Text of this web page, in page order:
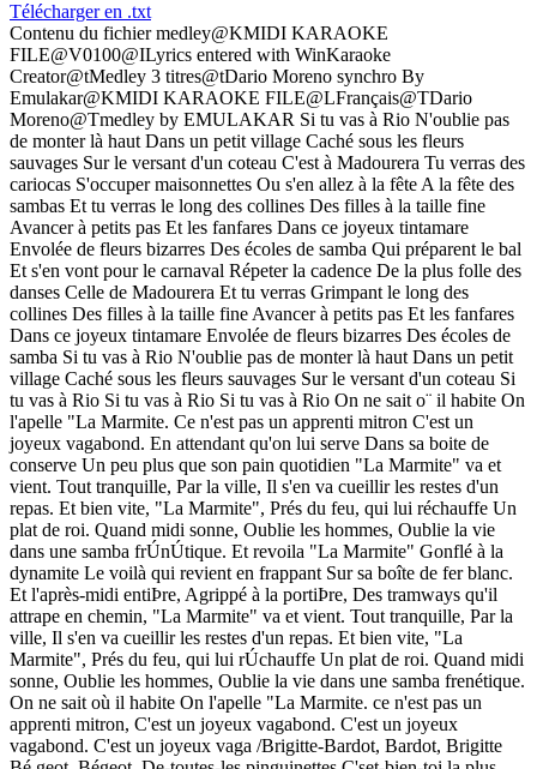
Télécharger en .txt
Contenu du fichier medley@KMIDI KARAOKE
FILE@V0100@ILyrics entered with WinKaraoke
Creator@tMedley 3 titres@tDario Moreno synchro By
Emulakar@KMIDI KARAOKE FILE@LFrançais@TDario
Moreno@Tmedley by EMULAKAR Si tu vas à Rio N'oublie pas
de monter là haut Dans un petit village Caché sous les fleurs
sauvages Sur le versant d'un coteau C'est à Madourera Tu verras des
cariocas S'occuper maisonnettes Ou s'en allez à la fête A la fête des
sambas Et tu verras le long des collines Des filles à la taille fine
Avancer à petits pas Et les fanfares Dans ce joyeux tintamare
Envolée de fleurs bizarres Des écoles de samba Qui préparent le bal
Et s'en vont pour le carnaval Répeter la cadence De la plus folle des
danses Celle de Madourera Et tu verras Grimpant le long des
collines Des filles à la taille fine Avancer à petits pas Et les fanfares
Dans ce joyeux tintamare Envolée de fleurs bizarres Des écoles de
samba Si tu vas à Rio N'oublie pas de monter là haut Dans un petit
village Caché sous les fleurs sauvages Sur le versant d'un coteau Si
tu vas à Rio Si tu vas à Rio Si tu vas à Rio On ne sait o¨ il habite On
l'apelle "La Marmite. Ce n'est pas un apprenti mitron C'est un
joyeux vagabond. En attendant qu'on lui serve Dans sa boite de
conserve Un peu plus que son pain quotidien "La Marmite" va et
vient. Tout tranquille, Par la ville, Il s'en va cueillir les restes d'un
repas. Et bien vite, "La Marmite", Prés du feu, qui lui réchauffe Un
plat de roi. Quand midi sonne, Oublie les hommes, Oublie la vie
dans une samba frÚnÚtique. Et revoila "La Marmite" Gonflé à la
dynamite Le voilà qui revient en frappant Sur sa boîte de fer blanc.
Et l'après-midi entiÞre, Agrippé à la portiÞre, Des tramways qu'il
attrape en chemin, "La Marmite" va et vient. Tout tranquille, Par la
ville, Il s'en va cueillir les restes d'un repas. Et bien vite, "La
Marmite", Prés du feu, qui lui rÚchauffe Un plat de roi. Quand midi
sonne, Oublie les hommes, Oublie la vie dans une samba frenétique.
On ne sait où il habite On l'apelle "La Marmite. ce n'est pas un
apprenti mitron, C'est un joyeux vagabond. C'est un joyeux
vagabond. C'est un joyeux vaga /Brigitte-Bardot, Bardot, Brigitte